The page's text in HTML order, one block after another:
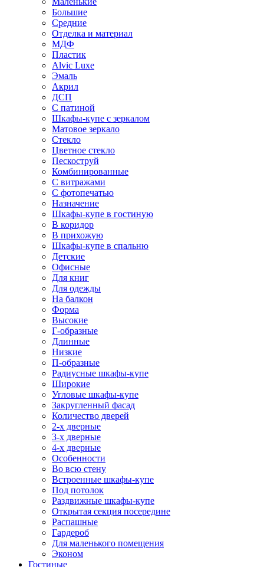
Большие
Средние
Отделка и материал
МДФ
Пластик
Alvic Luxe
Эмаль
Акрил
ДСП
С патиной
Шкафы-купе с зеркалом
Матовое зеркало
Стекло
Цветное стекло
Пескоструй
Комбинированные
С витражами
С фотопечатью
Назначение
Шкафы-купе в гостиную
В коридор
В прихожую
Шкафы-купе в спальню
Детские
Офисные
Для книг
Для одежды
На балкон
Форма
Высокие
Г-образные
Длинные
Низкие
П-образные
Радиусные шкафы-купе
Широкие
Угловые шкафы-купе
Закругленный фасад
Количество дверей
2-х дверные
3-х дверные
4-х дверные
Особенности
Во всю стену
Встроенные шкафы-купе
Под потолок
Раздвижные шкафы-купе
Открытая секция посередине
Распашные
Гардероб
Для маленького помещения
Эконом
Гостиные